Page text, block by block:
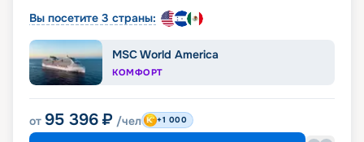
Вы посетите 3 страны:
MSC World America
КОМФОРТ
от 95 396 ₽ /чел +1 000